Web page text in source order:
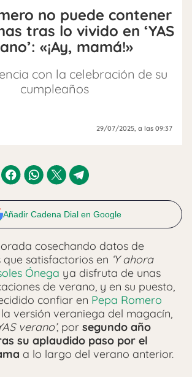
no puede contener
tras lo vivido en ‘YAS
«¡Ay, mamá!»
con la celebración de su
cumpleaños
29/07/2025, a las 09:37
Añadir Cadena Dial en Google
cosechando datos de
satisfactorios en ‘Y ahora
Ónega ya disfruta de unas
de verano, y en su puesto,
confiar en Pepa Romero
versión veraniega del magacín,
verano’, por segundo año
su aplaudido paso por el
a lo largo del verano anterior.